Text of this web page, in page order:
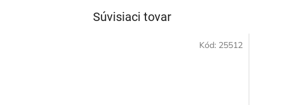
Súvisiaci tovar
Kód: 25512